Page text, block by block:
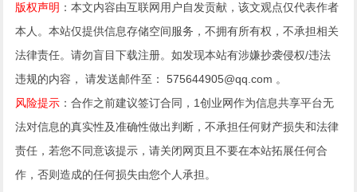
版权声明 ：本文内容由互联网用户自发贡献，该文观点仅代表作者
本人。本站仅提供信息存储空间服务，不拥有所有权，不承担相关
法律责任。请勿盲目下载注册。如发现本站有涉嫌抄袭侵权/违法
违规的内容， 请发送邮件至： 575644905@qq.com 。
风险提示 ：合作之前建议签订合同，1创业网作为信息共享平台无
法对信息的真实性及准确性做出判断，不承担任何财产损失和法律
责任，若您不同意该提示，请关闭网页且不要在本站拓展任何合
作，否则造成的任何损失由您个人承担。